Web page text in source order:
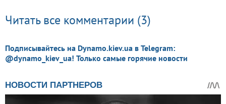
Читать все комментарии (3)
Подписывайтесь на Dynamo.kiev.ua в Telegram:
@dynamo_kiev_ua! Только самые горячие новости